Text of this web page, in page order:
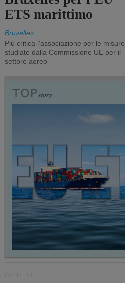
ETS marittimo
Bruxelles
Più critica l'associazione per le misure
studiate dalla Commissione UE per il
settore aereo